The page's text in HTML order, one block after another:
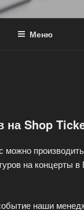
Меню
на Shop
можно
на концерты в
наши